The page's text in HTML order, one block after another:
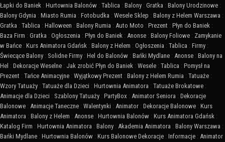
Łapki do Baniek : Hurtownia Balonów : Tablica : Balony : Gratka : Balony Urodzinowe :
Balony Gdynia : Miasto Rumia : Fotobudka : Wesele Sklep : Balony z Helem Warszawa :
Gratka : Tablica : Halloween : Balony Rumia : Auto Moto : Prezent : Płyn do Baniek :
Baza Firm : Gratka : Ogłoszenia : Płyn do Baniek : Anonse : Balony Foliowe : Zamykanie
w Bańce : Kurs Animatora Gdańsk : Balony z Helem : Ogłoszenia : Tablica : Firmy :
Świecące Balony : Solidne Firmy : Hel do Balonów : Bańki Mydlane : Anonse : Balony na
Hel : Dekoracje Weselne : Jak zrobić Płyn do Baniek : Wesele : Tablica : Pomysł na
Prezent : Tańce Animacyjne : Wyjątkowy Prezent : Balony z Helem Rumia : Tatuaże :
Wzory Tatuaży : Tatuaże dla Dzieci : Hurtownia Animatora : Tatuaże Brokatowe :
Animacje dla Dzieci : Szablony Tatuaży : PartyBox : Animator Seniora : Dekoracje
Balonowe : Animacje Taneczne : Walentynki : Animator : Dekoracje Balonowe : Kurs
Animatora : Balony z Helem : Anonse : Hurtownia Balonów : Kurs Animatora Gdańsk :
Katalog Firm : Hurtownia Animatora : Balony : Akademia Animatora : Balony Warszawa :
Bańki Mydlane : Hurtownia Balonów : Kurs Balonowe Dekoracje : Informacje : Animator